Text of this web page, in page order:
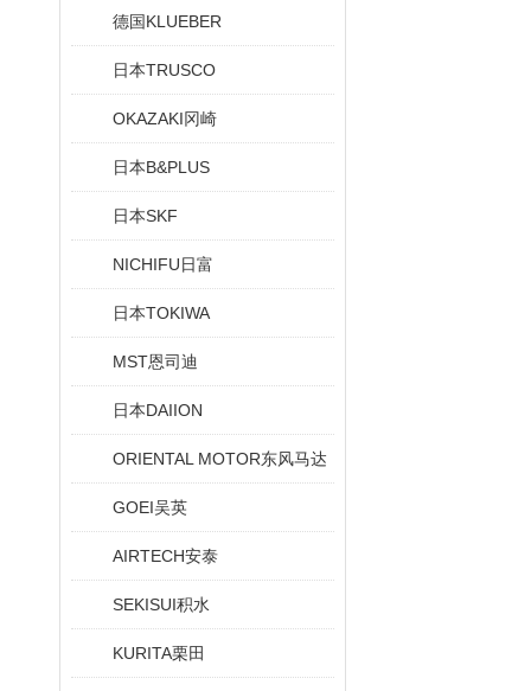
德国KLUEBER
日本TRUSCO
OKAZAKI冈崎
日本B&PLUS
日本SKF
NICHIFU日富
日本TOKIWA
MST恩司迪
日本DAIION
ORIENTAL MOTOR东风马达
GOEI吴英
AIRTECH安泰
SEKISUI积水
KURITA栗田